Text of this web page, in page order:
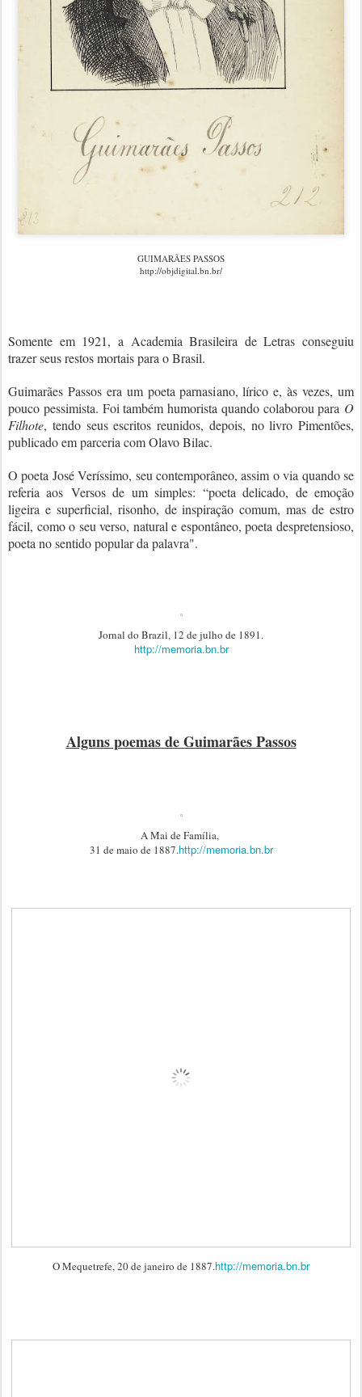
GUIMARÃES PASSOS
http://objdigital.bn.br/
Somente em 1921, a Academia Brasileira de Letras conseguiu
trazer seus restos mortais para o Brasil.
Guimarães Passos era um poeta parnasiano, lírico e, às vezes, um
pouco pessimista. Foi também humorista quando colaborou para O
Filhote, tendo seus escritos reunidos, depois, no livro Pimentões,
publicado em parceria com Olavo Bilac.
O poeta José Veríssimo, seu contemporâneo, assim o via quando se
referia aos Versos de um simples: “poeta delicado, de emoção
ligeira e superficial, risonho, de inspiração comum, mas de estro
fácil, como o seu verso, natural e espontâneo, poeta despretensioso,
poeta no sentido popular da palavra".
Jornal do Brazil, 12 de julho de 1891.
http://memoria.bn.br
Alguns poemas de Guimarães Passos
A Mai de Família,
31 de maio de 1887.http://memoria.bn.br
O Mequetrefe, 20 de janeiro de 1887.http://memoria.bn.br